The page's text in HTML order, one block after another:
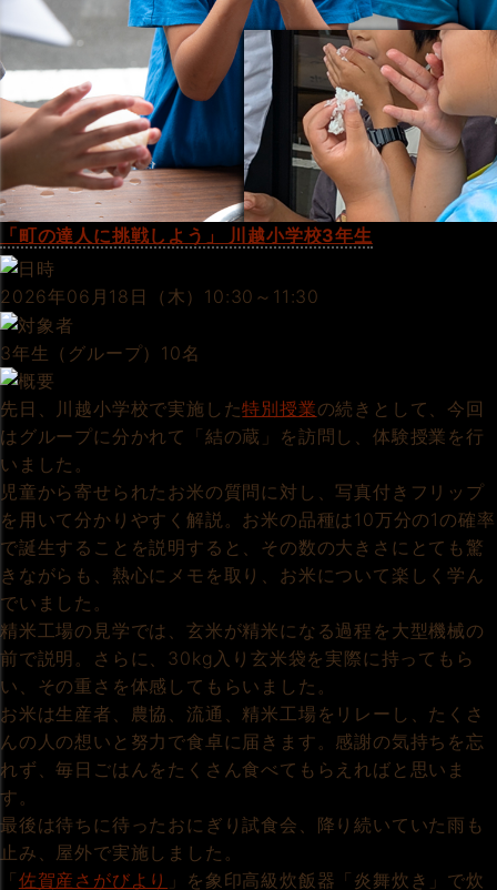
「町の達人に挑戦しよう」 川越小学校3年生
2026年06月18日（木）10:30～11:30
3年生（グループ）10名
先日、川越小学校で実施した特別授業の続きとして、今回
はグループに分かれて「結の蔵」を訪問し、体験授業を行
いました。
児童から寄せられたお米の質問に対し、写真付きフリップ
を用いて分かりやすく解説。お米の品種は10万分の1の確率
で誕生することを説明すると、その数の大きさにとても驚
きながらも、熱心にメモを取り、お米について楽しく学ん
でいました。
精米工場の見学では、玄米が精米になる過程を大型機械の
前で説明。さらに、30kg入り玄米袋を実際に持ってもら
い、その重さを体感してもらいました。
お米は生産者、農協、流通、精米工場をリレーし、たくさ
んの人の想いと努力で食卓に届きます。感謝の気持ちを忘
れず、毎日ごはんをたくさん食べてもらえればと思いま
す。
最後は待ちに待ったおにぎり試食会、降り続いていた雨も
止み、屋外で実施しました。
「佐賀産さがびより 」を象印高級炊飯器「炎舞炊き」で炊